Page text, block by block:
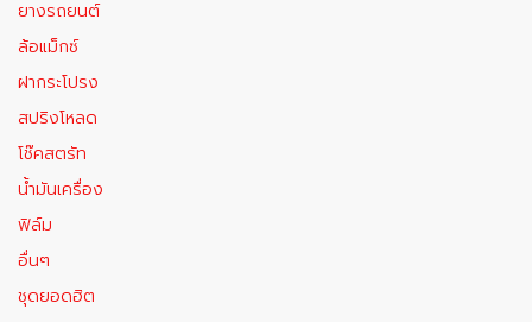
ยางรถยนต์
ล้อแม็กซ์
ฝากระโปรง
สปริงโหลด
โช๊คสตรัท
น้ำมันเครื่อง
ฟิล์ม
อื่นๆ
ชุดยอดฮิต